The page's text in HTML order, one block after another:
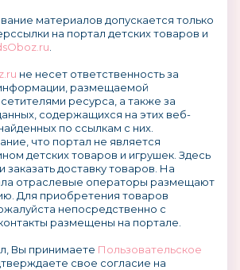
материалов допускается только
на портал детских товаров и
не несет ответственность за
размещаемой
ресурса, а также за
содержащихся на этих веб-
по ссылкам с них.
что портал не является
детских товаров и игрушек. Здесь
заказать доставку товаров. На
отраслевые операторы размещают
Для приобретения товаров
непосредственно с
размещены на портале.
Вы принимаете Пользовательское
свое согласие на